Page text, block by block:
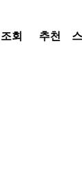
조회 추천